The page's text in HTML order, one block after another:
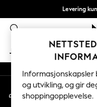
Levering
Vi
JENTER GUTTER
GIRLS
New In
50 - 92cm
An error occurred on client
Våre
Min konto
Logg inn på kontoen din
og utvikling, og gir
shoppingopplevelse.